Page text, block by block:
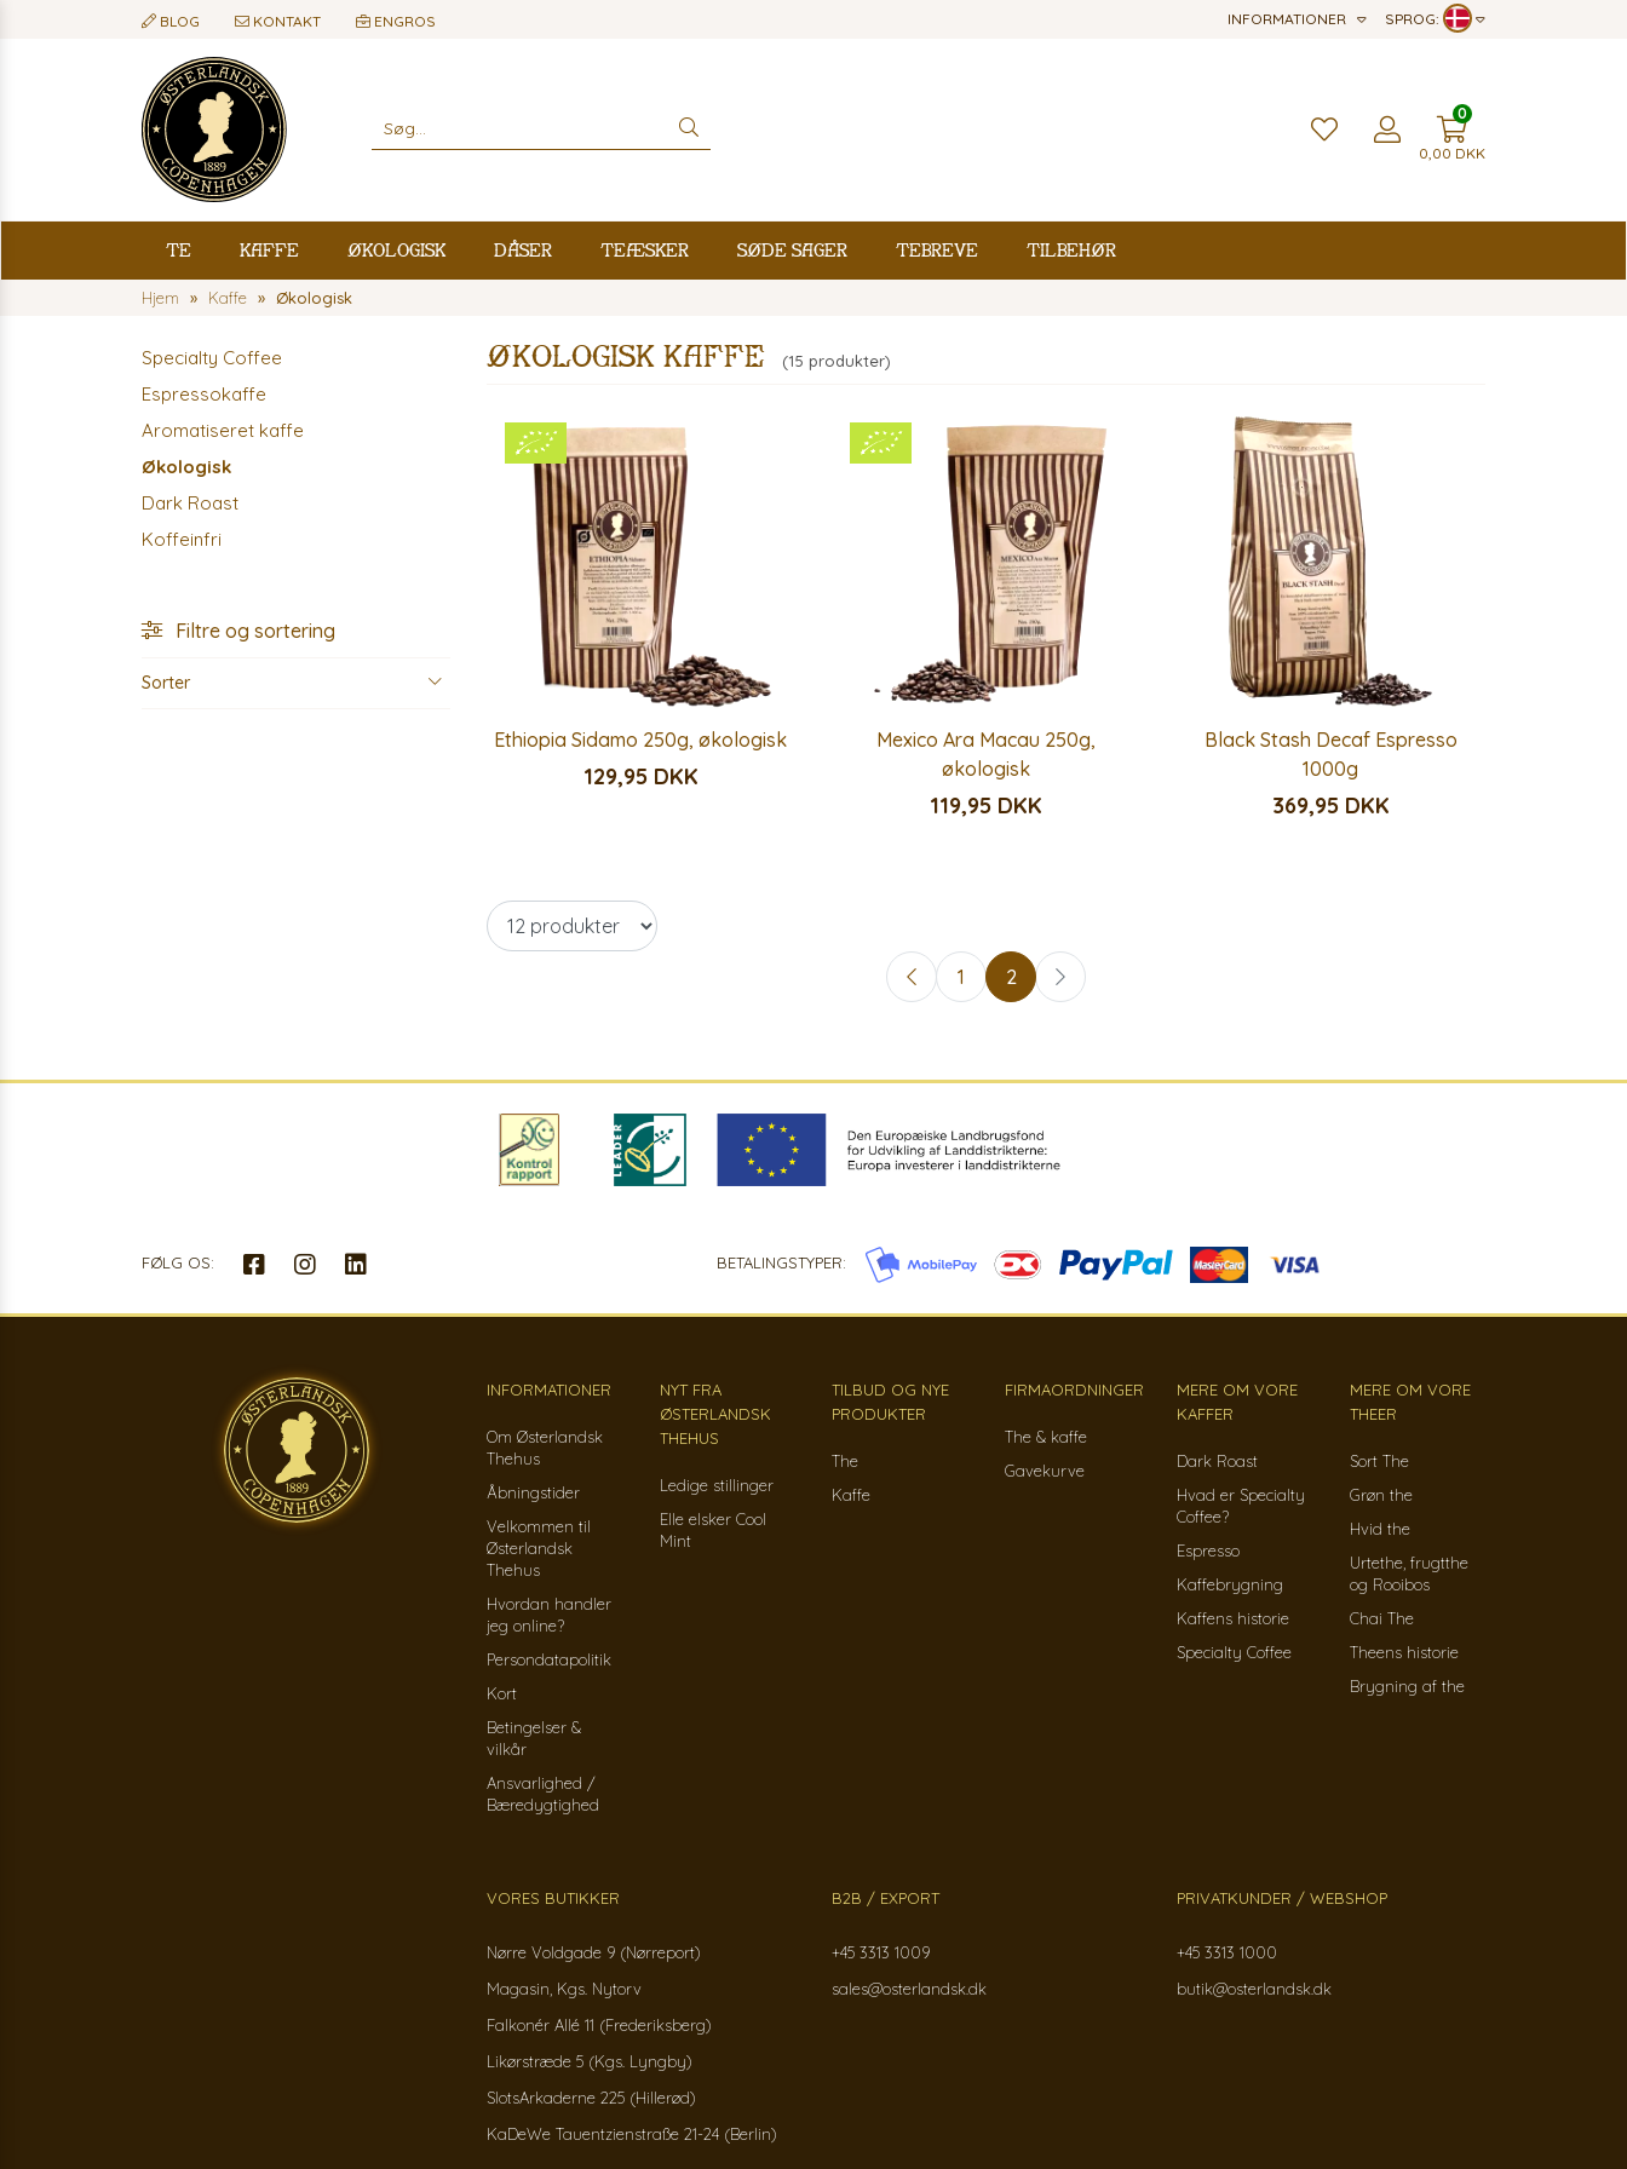
BLOG KONTAKT ENGROS SPROG:
INFORMATIONER
0,00 DKK
0
Te Kaffe Økologisk Dåser Teæsker Søde sager Tebreve Tilbehør
Hjem Kaffe Økologisk
Specialty Coffee
Espressokaffe
Aromatiseret kaffe
Økologisk
Dark Roast
Koffeinfri
Filtre og sortering
Sorter
Økologisk kaffe (15 produkter)
Ethiopia Sidamo 250g, økologisk
129,95 DKK
Mexico Ara Macau 250g,
økologisk
119,95 DKK
Black Stash Decaf Espresso
1000g
369,95 DKK
1 2
FØLG OS: BETALINGSTYPER:
INFORMATIONER
Om Østerlandsk
Thehus
Åbningstider
Velkommen til
Østerlandsk
Thehus
Hvordan handler
jeg online?
Persondatapolitik
Kort
Betingelser &
vilkår
Ansvarlighed /
Bæredygtighed
NYT FRA
ØSTERLANDSK
THEHUS
Ledige stillinger
Elle elsker Cool
Mint
TILBUD OG NYE
PRODUKTER
The
Kaffe
FIRMAORDNINGER
The & kaffe
Gavekurve
MERE OM VORE
KAFFER
Dark Roast
Hvad er Specialty
Coffee?
Espresso
Kaffebrygning
Kaffens historie
Specialty Coffee
MERE OM VORE
THEER
Sort The
Grøn the
Hvid the
Urtethe, frugtthe
og Rooibos
Chai The
Theens historie
Brygning af the
VORES BUTIKKER
Nørre Voldgade 9 (Nørreport)
Magasin, Kgs. Nytorv
Falkonér Allé 11 (Frederiksberg)
Likørstræde 5 (Kgs. Lyngby)
SlotsArkaderne 225 (Hillerød)
KaDeWe Tauentzienstraße 21-24 (Berlin)
B2B / EXPORT
+45 3313 1009
sales@osterlandsk.dk
PRIVATKUNDER / WEBSHOP
+45 3313 1000
butik@osterlandsk.dk